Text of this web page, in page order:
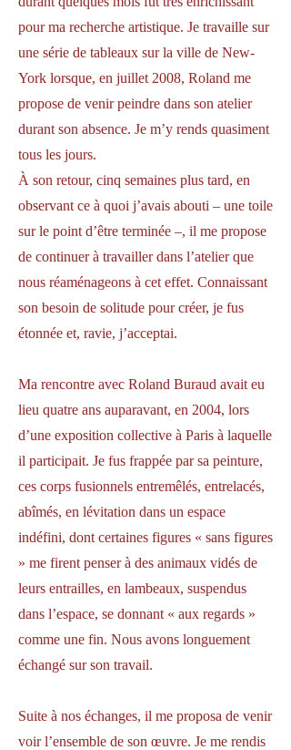
pour ma recherche artistique. Je travaille sur
une série de tableaux sur la ville de New-
York lorsque, en juillet 2008, Roland me
propose de venir peindre dans son atelier
durant son absence. Je m’y rends quasiment
tous les jours.
À son retour, cinq semaines plus tard, en
observant ce à quoi j’avais abouti – une toile
sur le point d’être terminée –, il me propose
de continuer à travailler dans l’atelier que
nous réaménageons à cet effet. Connaissant
son besoin de solitude pour créer, je fus
étonnée et, ravie, j’acceptai.
Ma rencontre avec Roland Buraud avait eu
lieu quatre ans auparavant, en 2004, lors
d’une exposition collective à Paris à laquelle
il participait. Je fus frappée par sa peinture,
ces corps fusionnels entremêlés, entrelacés,
abîmés, en lévitation dans un espace
indéfini, dont certaines figures « sans figures
» me firent penser à des animaux vidés de
leurs entrailles, en lambeaux, suspendus
dans l’espace, se donnant « aux regards »
comme une fin. Nous avons longuement
échangé sur son travail.
Suite à nos échanges, il me proposa de venir
voir l’ensemble de son œuvre. Je me rendis